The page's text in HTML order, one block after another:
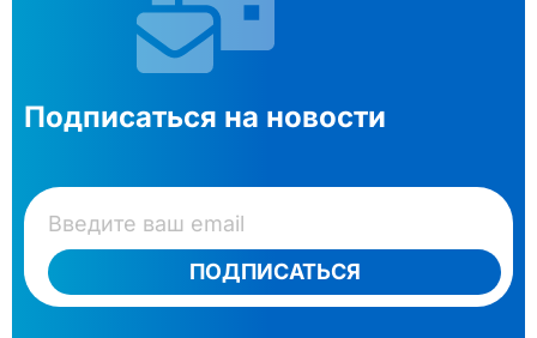
Подписаться на новости
ПОДПИСАТЬСЯ